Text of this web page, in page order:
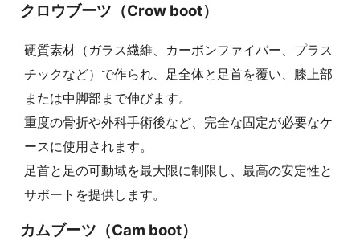
クロウブーツ（Crow boot）
硬質素材（ガラス繊維、カーボンファイバー、プラス
チックなど）で作られ、足全体と足首を覆い、膝上部
または中脚部まで伸びます。
重度の骨折や外科手術後など、完全な固定が必要なケ
ースに使用されます。
足首と足の可動域を最大限に制限し、最高の安定性と
サポートを提供します。
カムブーツ（Cam boot）